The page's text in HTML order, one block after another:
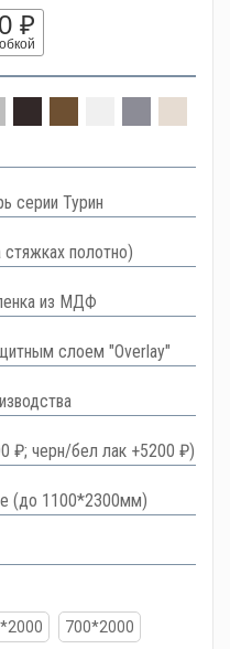
₽
серии Турин
полотно)
из МДФ
слоем "Overlay"
₽; черн/бел лак +5200 ₽)
(до 1100*2300мм)
700*2000